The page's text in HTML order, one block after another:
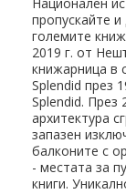
SUMMER ENGLISH
ВХОД ЗА АГЕНТИ
Национален
пропускайте
големите
2019 г. от
книжарница в
Splendid през
Splendid. През
архитектура
запазен
балконите с
- местата за
книги.